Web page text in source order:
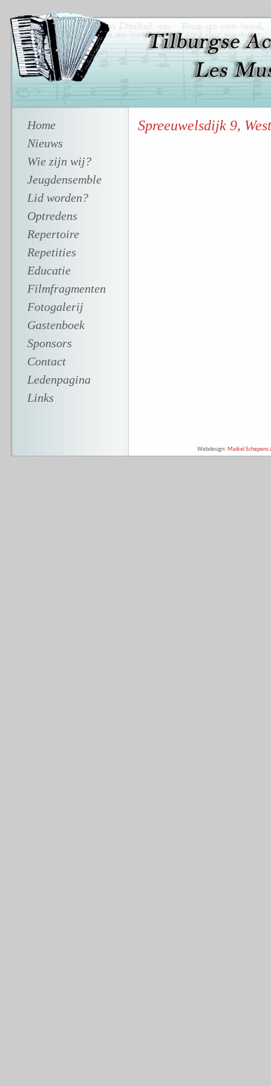
Home
Nieuws
Wie zijn wij?
Jeugdensemble
Lid worden?
Optredens
Repertoire
Repetities
Educatie
Filmfragmenten
Fotogalerij
Gastenboek
Sponsors
Contact
Ledenpagina
Links
Spreeuwelsdijk 9,
Webdesign: Maikel Schepens